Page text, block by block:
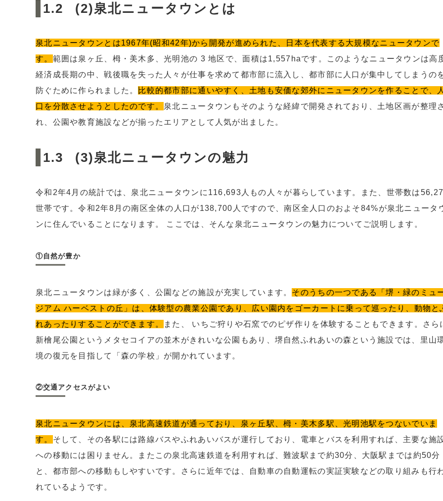
(2)泉北ニュータウンとは
泉北ニュータウンとは1967年(昭和42年)から開発が進められた、日本を代表する大規模なニュータウンで
す。 範囲は泉ヶ丘、栂・美木多、光明池の 3 地区で、面積は1,557haです。このようなニュータウンは高
経済成長期の中、戦後職を失った人々が仕事を求めて都市部に流入し、都市部に人口が集中してしまうの
防ぐために作られました。 比較的都市部に通いやすく、土地も安価な郊外にニュータウンを作ることで、
口を分散させようとしたのです。 泉北ニュータウンもそのような経緯で開発されており、土地区画が整理
れ、公園や教育施設などが揃ったエリアとして人気が出ました。
(3)泉北ニュータウンの魅力
令和2年4月の統計では、泉北ニュータウンに116,693人もの人々が暮らしています。また、世帯数は
世帯です。令和2年8月の南区全体の人口が138,700人ですので、南区全人口のおよそ84%が泉北ニュータ
ンに住んでいることになります。 ここでは、そんな泉北ニュータウンの魅力についてご説明します。
①自然が豊か
泉北ニュータウンは緑が多く、公園などの施設が充実しています。 そのうちの一つである「堺・緑のミュ
ジアム ハーベストの丘」は、体験型の農業公園であり、広い園内をゴーカートに乗って巡ったり、動物と
れあったりすることができます。
また、 いちご狩りや石窯でのピザ作りを体験することもできます。さら
新檜尾公園というメタセコイアの並木がきれいな公園もあり、堺自然ふれあいの森という施設では、里山
境の復元を目指して「森の学校」が開かれています。
②交通アクセスがよい
泉北ニュータウンには、泉北高速鉄道が通っており、泉ヶ丘駅、栂・美木多駅、光明池駅をつないでいま
す。 そして、その各駅には路線バスやふれあいバスが運行しており、電車とバスを利用すれば、主要な施
への移動には困りません。またこの泉北高速鉄道を利用すれば、難波駅まで約30分、大阪駅までは約50分
と、都市部への移動もしやすいです。さらに近年では、自動車の自動運転の実証実験などの取り組みも行
れているようです。